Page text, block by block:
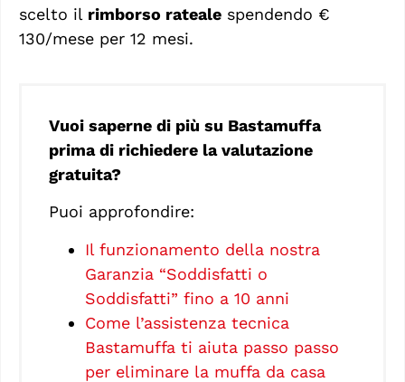
scelto il rimborso rateale spendendo €
130/mese per 12 mesi.
Vuoi saperne di più su Bastamuffa
prima di richiedere la valutazione
gratuita?
Puoi approfondire:
Il funzionamento della nostra
Garanzia “Soddisfatti o
Soddisfatti” fino a 10 anni
Come l’assistenza tecnica
Bastamuffa ti aiuta passo passo
per eliminare la muffa da casa